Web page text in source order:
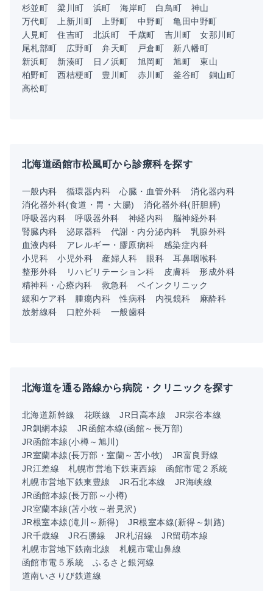
杉並町 梁川町 浜町 海岸町 白鳥町
神山
万代町
上新川町 上野町 中野町
亀田中野町
人見町
住吉町 北浜町 千歳町 吉川町
女那川町
尾札部町
広野町 弁天町 戸倉町
新八幡町
新浜町
新湊町 日ノ浜町 旭岡町 旭町
東山
柏野町
西桔梗町 豊川町 赤川町 釜谷町
銅山町
高松町
北海道函館市松風町から診療科を探す
一般内科 循環器内科 心臓・血管外科
消化器内科
消化器外科(食道・胃・大腸)
消化器外科(肝胆膵)
呼吸器内科
呼吸器外科 神経内科
脳神経外科
腎臓内科
泌尿器科 代謝・内分泌内科
乳腺外科
血液内科
アレルギー・膠原病科
感染症内科
小児科
小児外科 産婦人科 眼科
耳鼻咽喉科
整形外科
リハビリテーション科 皮膚科
形成外科
精神科・心療内科
救急科
ペインクリニック
緩和ケア科
腫瘍内科 性病科 内視鏡科
麻酔科
放射線科
口腔外科 一般歯科
北海道を通る路線から病院・クリニックを探す
北海道新幹線 花咲線 JR日高本線
JR宗谷本線
JR釧網本線
JR函館本線(函館～長万部)
JR函館本線(小樽～旭川)
JR室蘭本線(長万部・室蘭～苫小牧)
JR富良野線
JR江差線
札幌市営地下鉄東西線
函館市電２系統
札幌市営地下鉄東豊線
JR石北本線
JR海峡線
JR函館本線(長万部～小樽)
JR室蘭本線(苫小牧～岩見沢)
JR根室本線(滝川～新得)
JR根室本線(新得～釧路)
JR千歳線
JR石勝線 JR札沼線
JR留萌本線
札幌市営地下鉄南北線
札幌市電山鼻線
函館市電５系統
ふるさと銀河線
道南いさりび鉄道線